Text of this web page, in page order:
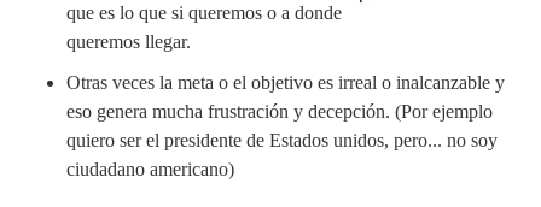
que es lo que si queremos o a donde
queremos llegar.
Otras veces la meta o el objetivo es irreal o inalcanzable y
eso genera mucha frustración y decepción. (Por ejemplo
quiero ser el presidente de Estados unidos, pero... no soy
ciudadano americano)